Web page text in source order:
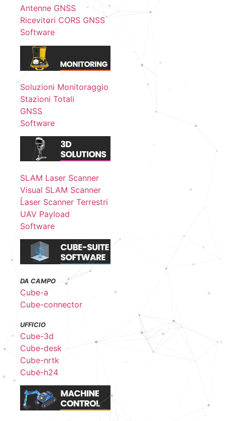
Antenne GNSS
Ricevitori CORS GNSS
Software
Soluzioni Monitoraggio
Stazioni Totali
GNSS
Software
SLAM Laser Scanner
Visual SLAM Scanner
Laser Scanner Terrestri
UAV Payload
Software
DA CAMPO
Cube-a
Cube-connector
UFFICIO
Cube-3d
Cube-desk
Cube-nrtk
Cube-h24